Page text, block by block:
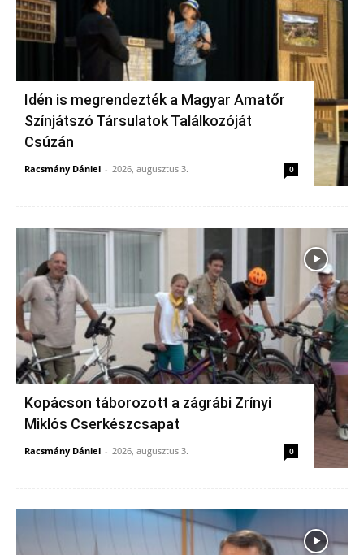
Idén is megrendezték a Magyar Amatőr
Színjátszó Társulatok Találkozóját
Csúzán
Racsmány Dániel - 2026, augusztus 3. 0
Kopácson táborozott a zágrábi Zrínyi
Miklós Cserkészcsapat
Racsmány Dániel - 2026, augusztus 3. 0